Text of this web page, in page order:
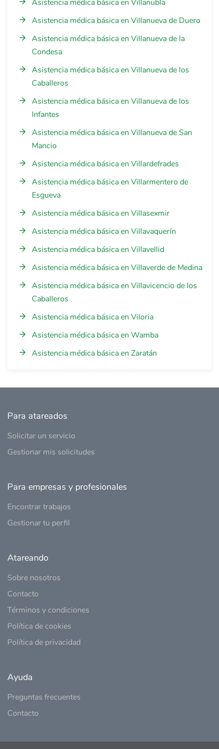
Asistencia médica básica en Villanubla
Asistencia médica básica en Villanueva de Duero
Asistencia médica básica en Villanueva de la
Condesa
Asistencia médica básica en Villanueva de los
Caballeros
Asistencia médica básica en Villanueva de los
Infantes
Asistencia médica básica en Villanueva de San
Mancio
Asistencia médica básica en Villardefrades
Asistencia médica básica en Villarmentero de
Esgueva
Asistencia médica básica en Villasexmir
Asistencia médica básica en Villavaquerín
Asistencia médica básica en Villavellid
Asistencia médica básica en Villaverde de Medina
Asistencia médica básica en Villavicencio de los
Caballeros
Asistencia médica básica en Viloria
Asistencia médica básica en Wamba
Asistencia médica básica en Zaratán
Para atareados
Solicitar un servicio
Gestionar mis solicitudes
Para empresas y profesionales
Encontrar trabajos
Gestionar tu perfil
Atareando
Sobre nosotros
Contacto
Términos y condiciones
Política de cookies
Política de privacidad
Ayuda
Preguntas frecuentes
Contacto